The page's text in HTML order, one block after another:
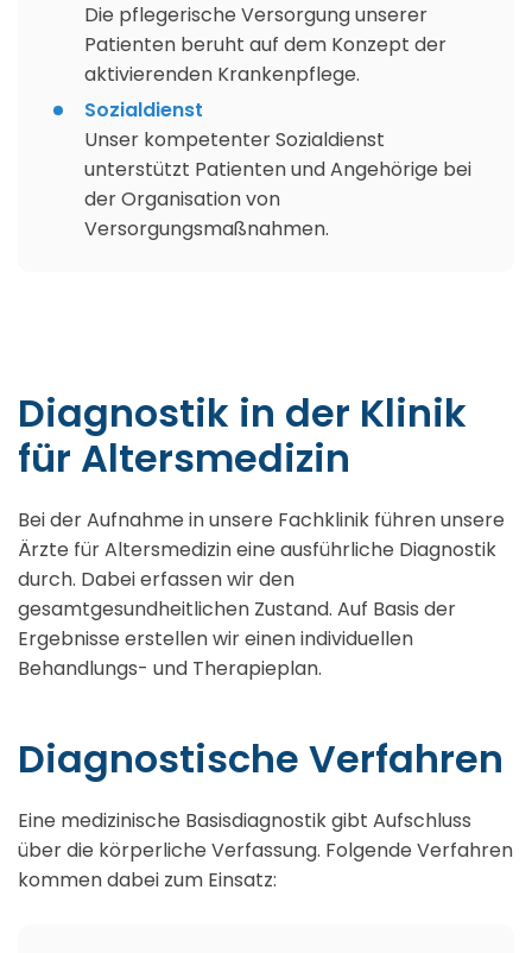
Die pflegerische Versorgung unserer
Patienten beruht auf dem Konzept der
aktivierenden Krankenpflege.
Sozialdienst
Unser kompetenter Sozialdienst
unterstützt Patienten und Angehörige bei
der Organisation von
Versorgungsmaßnahmen.
Diagnostik in der Klinik
für Altersmedizin
Bei der Aufnahme in unsere Fachklinik führen unsere
Ärzte für Altersmedizin eine ausführliche Diagnostik
durch. Dabei erfassen wir den
gesamtgesundheitlichen Zustand. Auf Basis der
Ergebnisse erstellen wir einen individuellen
Behandlungs- und Therapieplan.
Diagnostische Verfahren
Eine medizinische Basisdiagnostik gibt Aufschluss
über die körperliche Verfassung. Folgende Verfahren
kommen dabei zum Einsatz: